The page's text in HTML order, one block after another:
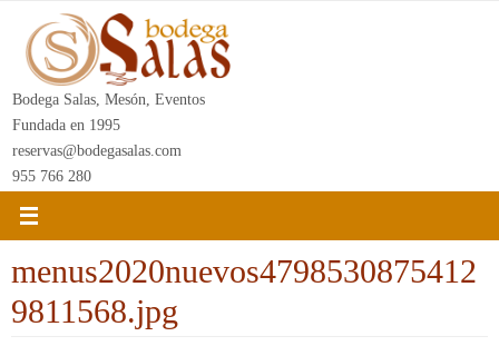
contenido
Bodega Salas, Mesón, Eventos
Fundada en 1995
reservas@bodegasalas.com
955 766 280
menus2020nuevos4798530875412
9811568.jpg